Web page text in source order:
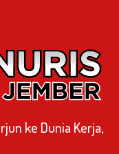
ke Dunia Kerja,